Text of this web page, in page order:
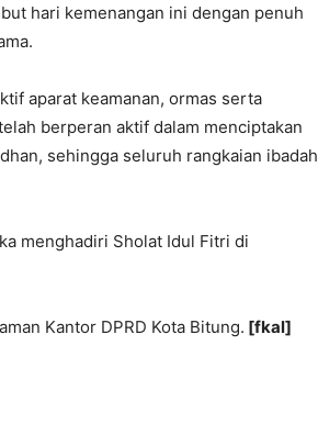
hari kemenangan ini dengan penuh
aparat keamanan, ormas serta
berperan aktif dalam menciptakan
sehingga seluruh rangkaian ibadah
menghadiri Sholat Idul Fitri di
Kantor DPRD Kota Bitung. [fkal]